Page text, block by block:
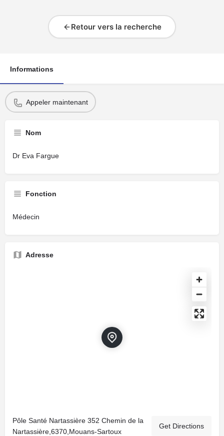
Retour vers la recherche
Informations
Appeler maintenant
Nom
Dr Eva Fargue
Fonction
Médecin
Adresse
Pôle Santé Nartassière 352 Chemin de la
Nartassière,6370,Mouans-Sartoux
Get Directions